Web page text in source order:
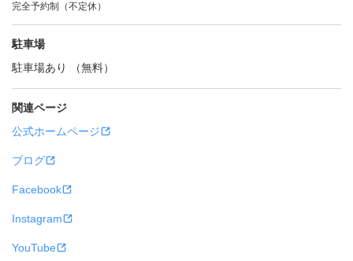
完全予約制（不定休）
駐車場
駐車場あり （無料）
関連ページ
公式ホームページ
ブログ
Facebook
Instagram
YouTube